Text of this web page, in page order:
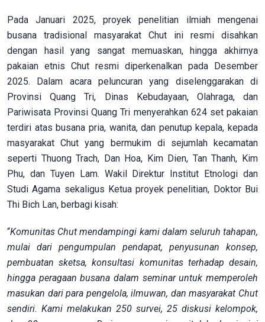
Pada Januari 2025, proyek penelitian ilmiah mengenai
busana tradisional masyarakat Chut ini resmi disahkan
dengan hasil yang sangat memuaskan, hingga akhirnya
pakaian etnis Chut resmi diperkenalkan pada Desember
2025. Dalam acara peluncuran yang diselenggarakan di
Provinsi Quang Tri, Dinas Kebudayaan, Olahraga, dan
Pariwisata Provinsi Quang Tri menyerahkan 624 set pakaian
terdiri atas busana pria, wanita, dan penutup kepala, kepada
masyarakat Chut yang bermukim di sejumlah kecamatan
seperti Thuong Trach, Dan Hoa, Kim Dien, Tan Thanh, Kim
Phu, dan Tuyen Lam. Wakil Direktur Institut Etnologi dan
Studi Agama sekaligus Ketua proyek penelitian, Doktor Bui
Thi Bich Lan, berbagi kisah:
“Komunitas Chut mendampingi kami dalam seluruh tahapan,
mulai dari pengumpulan pendapat, penyusunan konsep,
pembuatan sketsa, konsultasi komunitas terhadap desain,
hingga peragaan busana dalam seminar untuk memperoleh
masukan dari para pengelola, ilmuwan, dan masyarakat Chut
sendiri. Kami melakukan 250 survei, 25 diskusi kelompok,